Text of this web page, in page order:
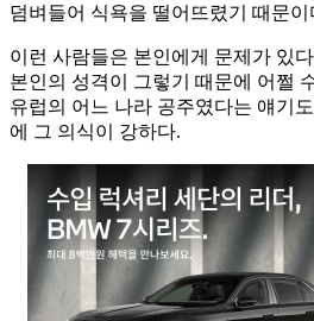
덤벼들어 식욕을 떨어뜨렸기 때문
이런 사람들은 본인에게 문제가 있
본인의 성격이 그렇기 때문에 어쩔
유럽의 어느 나라 공주였다는 얘기
에 그 의식이 강하다.